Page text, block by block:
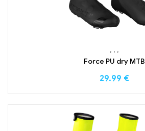
, , ,
Force PU dry MTB
29.99 €